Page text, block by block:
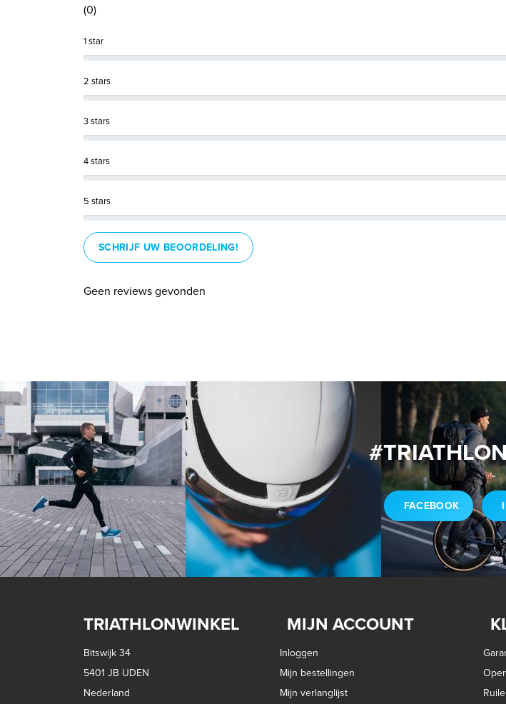
(0)
1 star
2 stars
3 stars
4 stars
5 stars
SCHRIJF UW BEOORDELING!
Geen reviews gevonden
FACEBOOK
TRIATHLONWINKEL
Bitswijk 34
5401 JB UDEN
Nederland
MIJN ACCOUNT
Inloggen
Mijn bestellingen
Mijn verlanglijst